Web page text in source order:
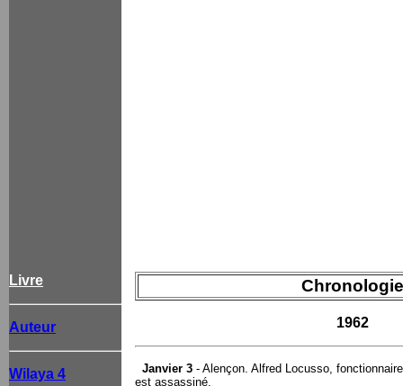
Livre
Auteur
Wilaya 4
Chronologie
1962
Janvier 3 - Alençon. Alfred Locusso,
est assassiné.